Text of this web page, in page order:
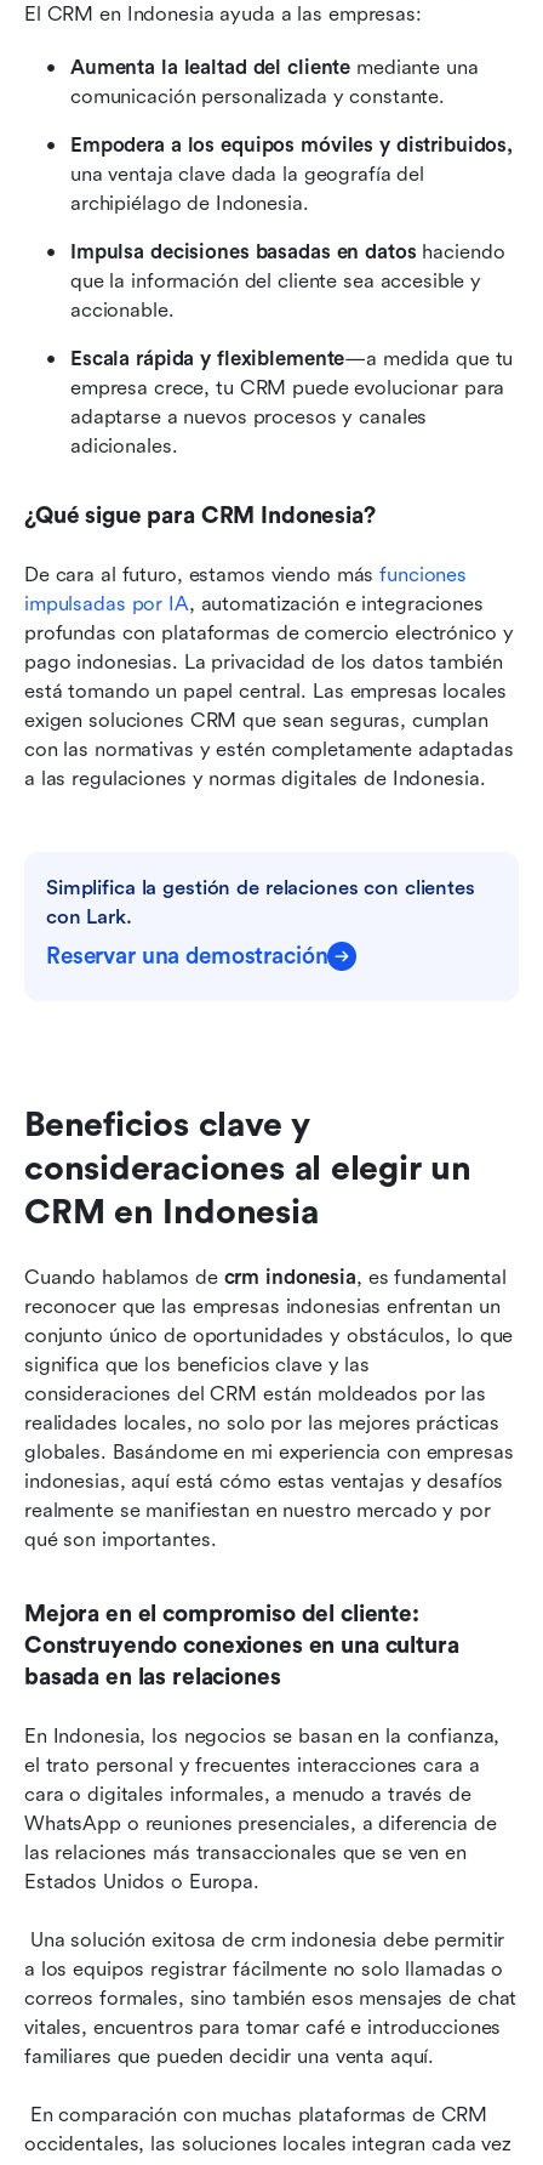
El CRM en Indonesia ayuda a las empresas:
Aumenta la lealtad del cliente mediante una
comunicación personalizada y constante.
Empodera a los equipos móviles y distribuidos,
una ventaja clave dada la geografía del
archipiélago de Indonesia.
Impulsa decisiones basadas en datos haciendo
que la información del cliente sea accesible y
accionable.
Escala rápida y flexiblemente—a medida que tu
empresa crece, tu CRM puede evolucionar para
adaptarse a nuevos procesos y canales
adicionales.
¿Qué sigue para CRM Indonesia?
De cara al futuro, estamos viendo más funciones
impulsadas por IA, automatización e integraciones
profundas con plataformas de comercio electrónico y
pago indonesias. La privacidad de los datos también
está tomando un papel central. Las empresas locales
exigen soluciones CRM que sean seguras, cumplan
con las normativas y estén completamente adaptadas
a las regulaciones y normas digitales de Indonesia.
Simplifica la gestión de relaciones con clientes
con Lark.
Reservar una demostración
Beneficios clave y
consideraciones al elegir un
CRM en Indonesia
Cuando hablamos de crm indonesia, es fundamental
reconocer que las empresas indonesias enfrentan un
conjunto único de oportunidades y obstáculos, lo que
significa que los beneficios clave y las
consideraciones del CRM están moldeados por las
realidades locales, no solo por las mejores prácticas
globales. Basándome en mi experiencia con empresas
indonesias, aquí está cómo estas ventajas y desafíos
realmente se manifiestan en nuestro mercado y por
qué son importantes.
Mejora en el compromiso del cliente:
Construyendo conexiones en una cultura
basada en las relaciones
En Indonesia, los negocios se basan en la confianza,
el trato personal y frecuentes interacciones cara a
cara o digitales informales, a menudo a través de
WhatsApp o reuniones presenciales, a diferencia de
las relaciones más transaccionales que se ven en
Estados Unidos o Europa.
a los equipos registrar fácilmente no solo llamadas o
correos formales, sino también esos mensajes de chat
vitales, encuentros para tomar café e introducciones
familiares que pueden decidir una venta aquí.
occidentales, las soluciones locales integran cada vez